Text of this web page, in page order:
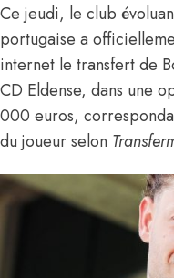
Ce jeudi, le club
portugaise a
internet le transfertde
CD Eldense, dans une
000 euros,
du joueur selon